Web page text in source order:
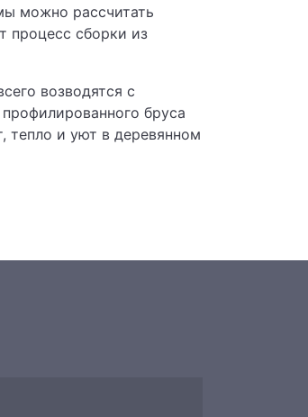
можно рассчитать
процесс сборки из
возводятся с
бруса
тепло и уют в деревянном